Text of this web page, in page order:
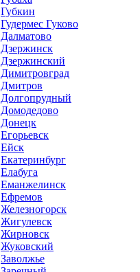
Губкин
Гудермес Гуково
Далматово
Дзержинск
Дзержинский
Димитровград
Дмитров
Долгопрудный
Домодедово
Донецк
Егорьевск
Ейск
Екатеринбург
Елабуга
Еманжелинск
Ефремов
Железногорск
Жигулевск
Жирновск
Жуковский
Заволжье